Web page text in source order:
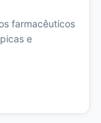
farmacêuticos
e